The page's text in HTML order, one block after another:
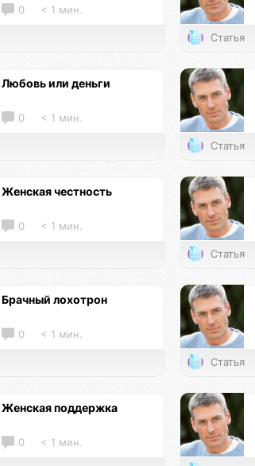
0 < 1 мин.
Статья
Любовь или деньги
0 < 1 мин.
Статья
Женская честность
0 < 1 мин.
Статья
Брачный лохотрон
0 < 1 мин.
Статья
Женская поддержка
0 < 1 мин.